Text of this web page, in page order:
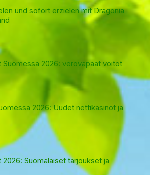
und sofort erzielen mit Dragonia
Suomessa 2026: verovapaat voitot
2026: Uudet nettikasinot ja
Suomalaiset tarjoukset ja